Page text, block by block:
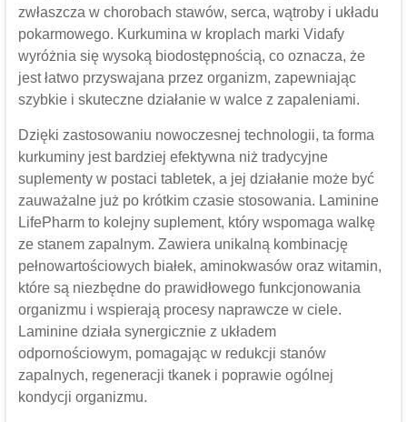
zwłaszcza w chorobach stawów, serca, wątroby i układu
pokarmowego. Kurkumina w kroplach marki Vidafy
wyróżnia się wysoką biodostępnością, co oznacza, że
jest łatwo przyswajana przez organizm, zapewniając
szybkie i skuteczne działanie w walce z zapaleniami.
Dzięki zastosowaniu nowoczesnej technologii, ta forma
kurkuminy jest bardziej efektywna niż tradycyjne
suplementy w postaci tabletek, a jej działanie może być
zauważalne już po krótkim czasie stosowania. Laminine
LifePharm to kolejny suplement, który wspomaga walkę
ze stanem zapalnym. Zawiera unikalną kombinację
pełnowartościowych białek, aminokwasów oraz witamin,
które są niezbędne do prawidłowego funkcjonowania
organizmu i wspierają procesy naprawcze w ciele.
Laminine działa synergicznie z układem
odpornościowym, pomagając w redukcji stanów
zapalnych, regeneracji tkanek i poprawie ogólnej
kondycji organizmu.